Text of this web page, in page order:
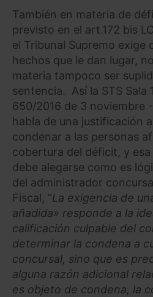
También en materia de
previsto en el art.172 bis
el Tribunal Supremo exige
hechos que le dan lugar,
materia tampoco ser
sentencia. Así la STS Sala
650/2016 de 3 noviembre
habla de una justificación
condenar a las personas
cobertura del déficit, y
debe alegarse como es
del administrador
Fiscal, “La exigencia de
añadida» responde a la
calificación culpable del
determinar la condena a
concursal, sino que es
alguna razón adicional
es objeto de condena, la